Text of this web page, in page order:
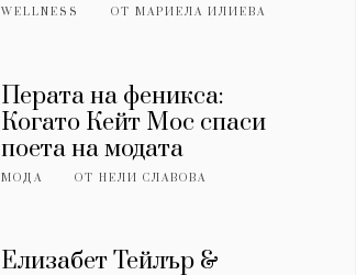
WELLNESS ОТМАРИЕЛА ИЛИЕВА
Перата на феникса:
Когато Кейт Мос спаси
поета на модата
МОДА ОТНЕЛИ СЛАВОВА
Елизабет Тейлър &